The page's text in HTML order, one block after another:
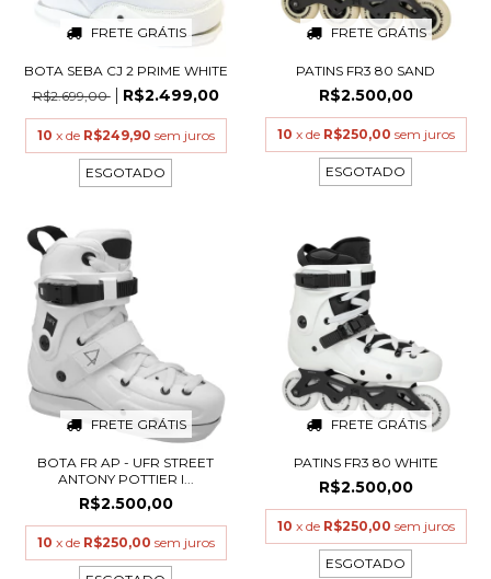
FRETE GRÁTIS
BOTA SEBA CJ 2 PRIME WHITE
R$2.699,00
R$2.499,00
10 x de R$249,90 sem juros
ESGOTADO
FRETE GRÁTIS
PATINS FR3 80 SAND
R$2.500,00
10 x de R$250,00 sem juros
ESGOTADO
FRETE GRÁTIS
BOTA FR AP - UFR STREET
ANTONY POTTIER I...
R$2.500,00
10 x de R$250,00 sem juros
FRETE GRÁTIS
PATINS FR3 80 WHITE
R$2.500,00
10 x de R$250,00 sem juros
ESGOTADO